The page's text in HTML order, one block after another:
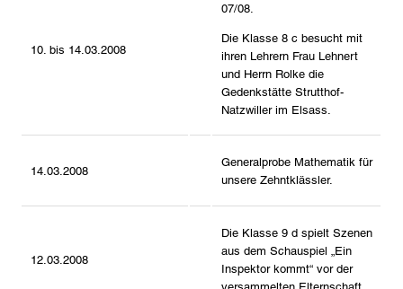
10. bis 14.03.2008
07/08.
Die Klasse 8 c besucht mit
ihren Lehrern Frau Lehnert
und Herrn Rolke die
Gedenkstätte Strutthof-
Natzwiller im Elsass.
14.03.2008
Generalprobe Mathematik für
unsere Zehntklässler.
12.03.2008
Die Klasse 9 d spielt Szenen
aus dem Schauspiel „Ein
Inspektor kommt“ vor der